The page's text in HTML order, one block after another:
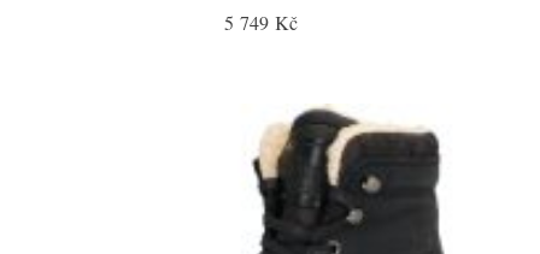
5 749 Kč